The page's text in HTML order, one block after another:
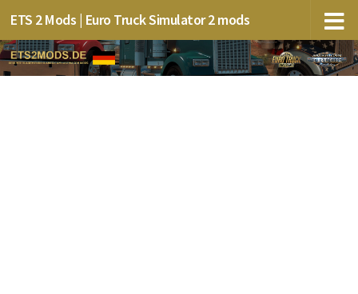
ETS 2 Mods | Euro Truck Simulator 2 mods